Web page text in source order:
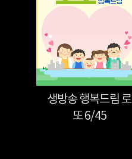
생방송 행복드림 로
또 6/45